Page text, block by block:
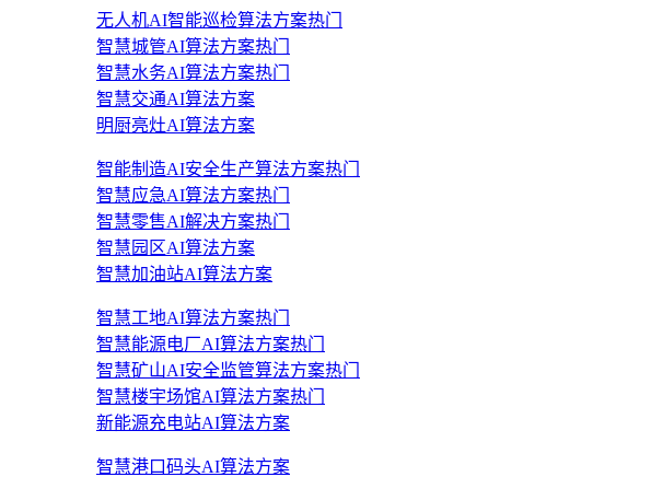
无人机AI智能巡检算法方案热门
智慧城管AI算法方案热门
智慧水务AI算法方案热门
智慧交通AI算法方案
明厨亮灶AI算法方案
智能制造AI安全生产算法方案热门
智慧应急AI算法方案热门
智慧零售AI解决方案热门
智慧园区AI算法方案
智慧加油站AI算法方案
智慧工地AI算法方案热门
智慧能源电厂AI算法方案热门
智慧矿山AI安全监管算法方案热门
智慧楼宇场馆AI算法方案热门
新能源充电站AI算法方案
智慧港口码头AI算法方案